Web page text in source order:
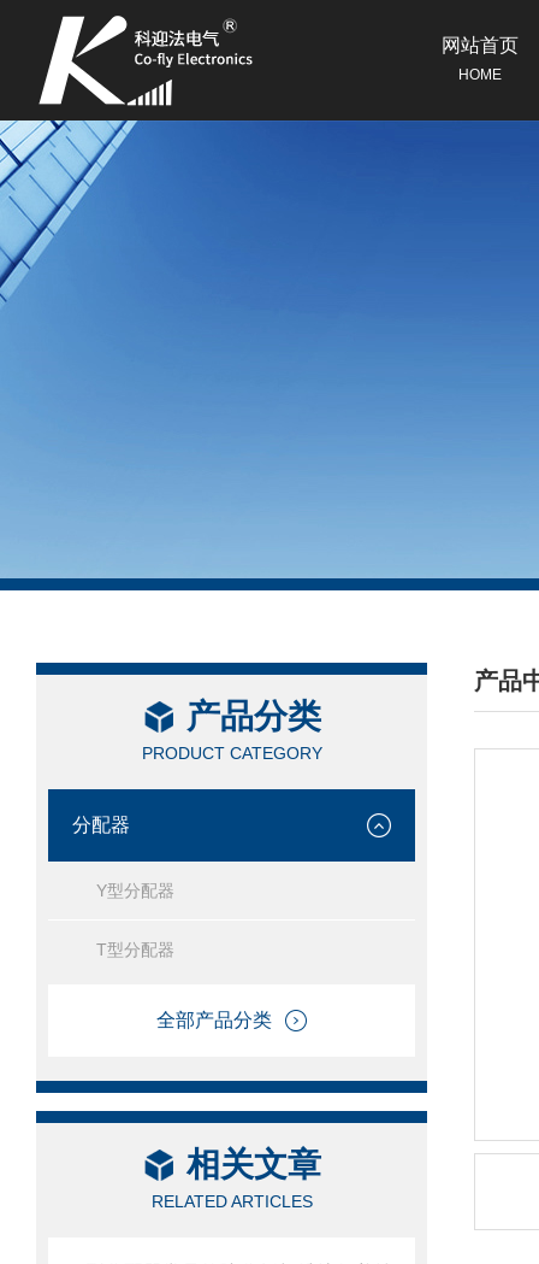
网站首页
HOME
产品分类
PRODUCT CATEGORY
分配器
Y型分配器
T型分配器
全部产品分类
相关文章
RELATED ARTICLES
产品
/